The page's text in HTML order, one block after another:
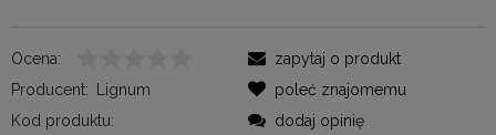
Ocena:
Producent:
Lignum
Kod produktu:
zapytaj o produkt
poleć znajomemu
dodaj opinię